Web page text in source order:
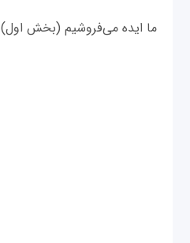
ما ايده می‌فروشيم (بخش اول)